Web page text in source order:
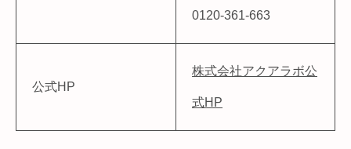
0120-361-663
公式HP
株式会社アクアラボ公
式HP